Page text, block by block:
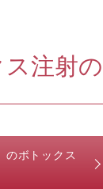
注射
のボトックス